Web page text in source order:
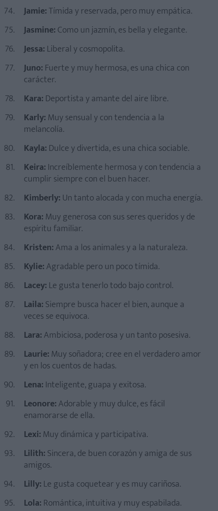
Jamie:Tímida y reservada, pero muy empática.
Jasmine:Como un jazmín, es bella y elegante.
Jessa:Liberal y cosmopolita.
Juno:Fuerte y muy hermosa, es una chica con
carácter.
Kara:Deportista y amante del aire libre.
Karly:Muy sensual y con tendencia a la
melancolía.
Kayla:Dulce y divertida, es una chica sociable.
Keira:Increíblemente hermosa y con tendencia a
cumplir siempre con el buen hacer.
Kimberly:Un tanto alocada y con mucha energía.
Kora:Muy generosa con sus seres queridos y de
espíritu familiar.
Kristen:Ama a los animales y a la naturaleza.
Kylie:Agradable pero un poco tímida.
Lacey:Le gusta tenerlo todo bajo control.
Laila:Siempre busca hacer el bien, aunque a
veces se equivoca.
Lara:Ambiciosa, poderosa y un tanto posesiva.
Laurie:Muy soñadora; cree en el verdadero amor
y en los cuentos de hadas.
Lena:Inteligente, guapa y exitosa.
Leonore:Adorable y muy dulce, es fácil
enamorarse de ella.
Lexi:Muy dinámica y participativa.
Lilith:Sincera, de buen corazón y amiga de sus
amigos.
Lilly:Le gusta coquetear y es muy cariñosa.
Lola:Romántica, intuitiva y muy espabilada.